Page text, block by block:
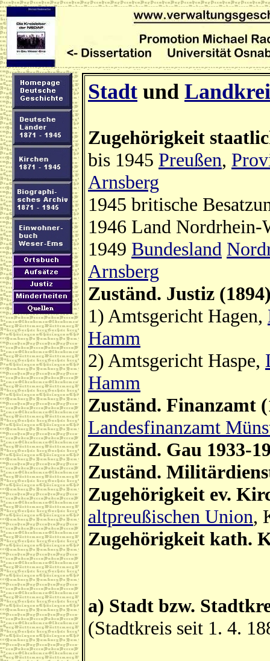
Stadt und
Zugehörigkeit
bis 1945 Preußen,
Arnsberg
1945 britische
1946 Land Nordrhein-
1949 Bundesland
Arnsberg
Zuständ. Justiz
1) Amtsgericht Hagen,
Hamm
2) Amtsgericht Haspe,
Hamm
Zuständ. Finanzamt
Landesfinanzamt
Zuständ. Gau 1933-
Zuständ.
Zugehörigkeit ev.
altpreußischen Union,
Zugehörigkeit kath.
a) Stadt bzw.
(Stadtkreis seit 1. 4.